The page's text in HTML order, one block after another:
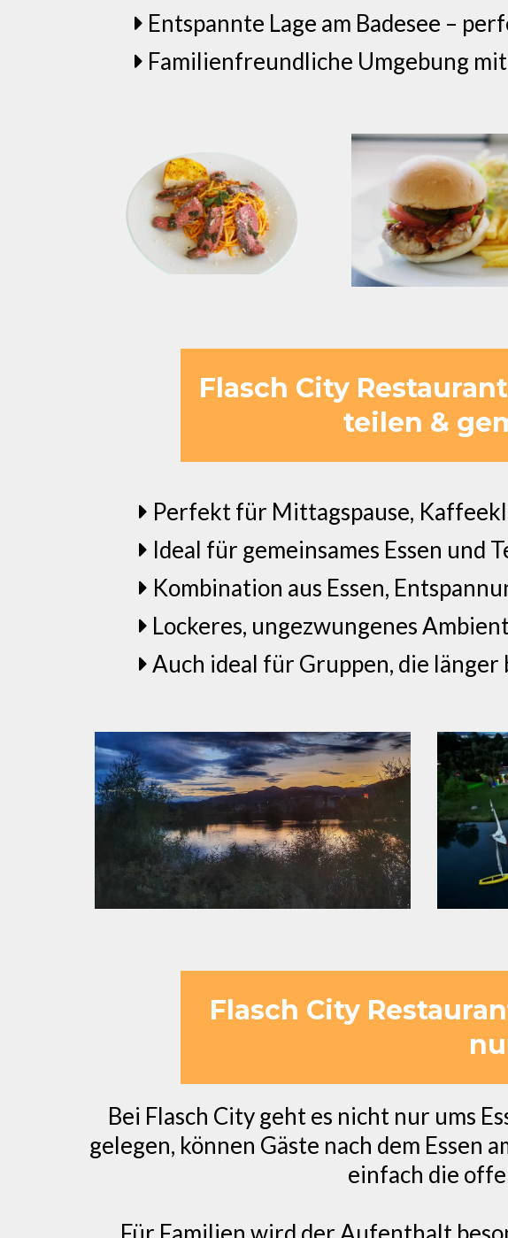
Entspannte Lage am Badesee –
Familienfreundliche Umgebung
Flasch City
teilen &
Perfekt für Mittagspause,
Ideal für gemeinsames Essen und
Kombination aus Essen,
Lockeres, ungezwungenes
Auch ideal für Gruppen, die
Flasch City
Bei Flasch City geht es nicht nur ums
gelegen, können Gäste nach dem Essen
einfach die